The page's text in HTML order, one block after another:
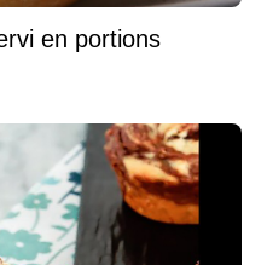
en portions